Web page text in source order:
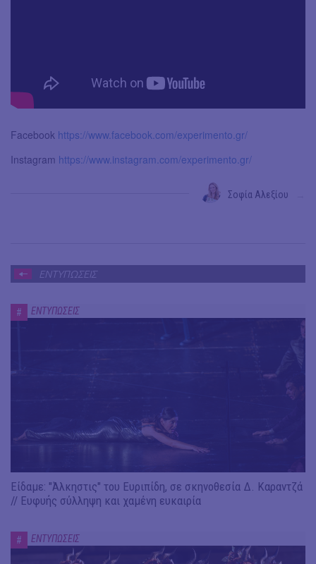
Facebook https://www.facebook.com/experimento.gr/
Instagram https://www.instagram.com/experimento.gr/
Σοφία Αλεξίου
ΕΝΤΥΠΩΣΕΙΣ
# ΕΝΤΥΠΩΣΕΙΣ
Είδαμε: "Άλκηστις" του Ευριπίδη, σε σκηνοθεσία Δ. Καραντζά
// Ευφυής σύλληψη και χαμένη ευκαιρία
# ΕΝΤΥΠΩΣΕΙΣ